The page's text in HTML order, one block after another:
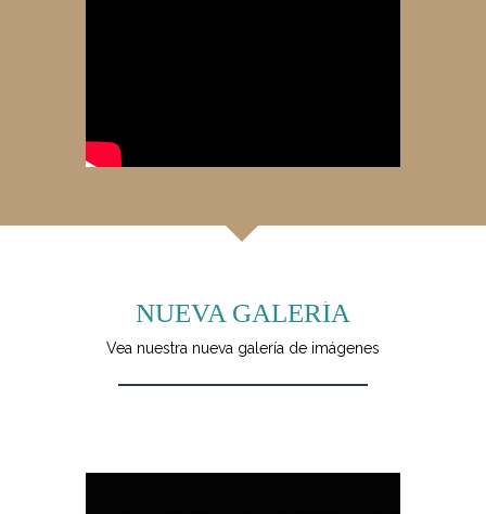
NUEVA GALERÍA
Vea nuestra nueva galería de imágenes